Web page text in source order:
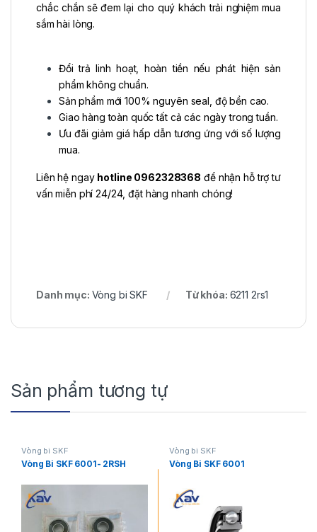
chắc chắn sẽ đem lại cho quý khách trải nghiệm mua
sắm hài lòng.
Đổi trả linh hoạt, hoàn tiền nếu phát hiện sản
phẩm không chuẩn.
Sản phẩm mới 100% nguyên seal, độ bền cao.
Giao hàng toàn quốc tất cả các ngày trong tuần.
Ưu đãi giảm giá hấp dẫn tương ứng với số lượng
mua.
Liên hệ ngay hotline 0962328368 để nhận hỗ trợ tư
vấn miễn phí 24/24, đặt hàng nhanh chóng!
Danh mục: Vòng bi SKF Từ khóa: 6211 2rs1
Sản phẩm tương tự
Vòng bi SKF
Vòng Bi SKF 6001- 2RSH
Vòng bi SKF
Vòng Bi SKF 6001